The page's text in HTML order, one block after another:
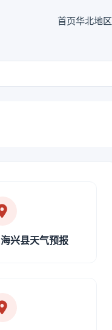
首页华北地区
海兴县天气预报